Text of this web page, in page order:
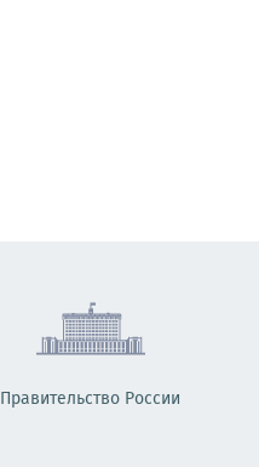
Правительство России